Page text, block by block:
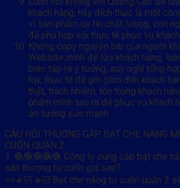
khách hàng, hãy đích thực là một
vì sản phẩm uy tín chất lượng, con
để phù hợp với thực tế phục vụ khách
Không copy nguyên bài của người
Website mình để lừa khách hàng,
biên tập ra ý tưởng, suy nghĩ tổng
túy, thực tế để gởi gắm đến khách
thật, trách nhiệm, tôn trọng khách
phẩm mình tạo ra để phục vụ khách
ảo tưởng sức mạnh.
CÂU HỎI THƯỜNG GẶP BẠT CHE NẮNG
CUỐN QUẬN 2
1. 🧶🧶🧶🧶🧶 Công ty cung cấp bạt che
sân thượng tự cuốn giá sao?
=>☀️☑️ ☀️☑️ Bạt che nắng tự cuốn quận 2